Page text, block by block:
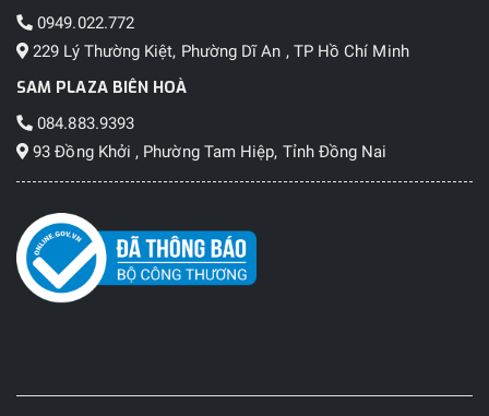
0949.022.772
229 Lý Thường Kiệt, Phường Dĩ An , TP Hồ Chí Minh
SAM PLAZA BIÊN HOÀ
084.883.9393
93 Đồng Khởi , Phường Tam Hiệp, Tỉnh Đồng Nai